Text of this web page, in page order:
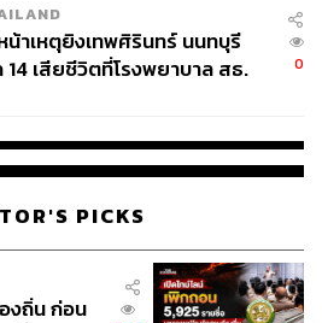
น้าเหตุยิงเทพศิรินทร์ นนทบุรี
14 เสียชีวิตที่โรงพยาบาล สธ.
0
PICKS
งถิ่น ก่อน